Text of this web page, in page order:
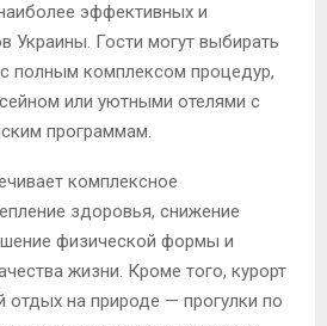
эффективных и
Украины. Гости могут выбирать
полным комплексом процедур,
или уютными отелями с
программам.
комплексное
здоровья, снижение
физической формы и
жизни. Кроме того, курорт
отдых на природе — прогулки по